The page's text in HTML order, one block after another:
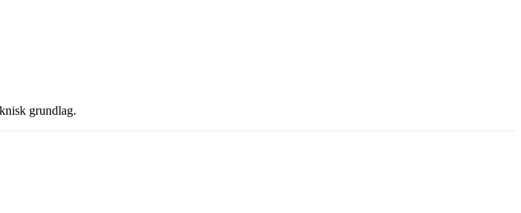
grundlag.